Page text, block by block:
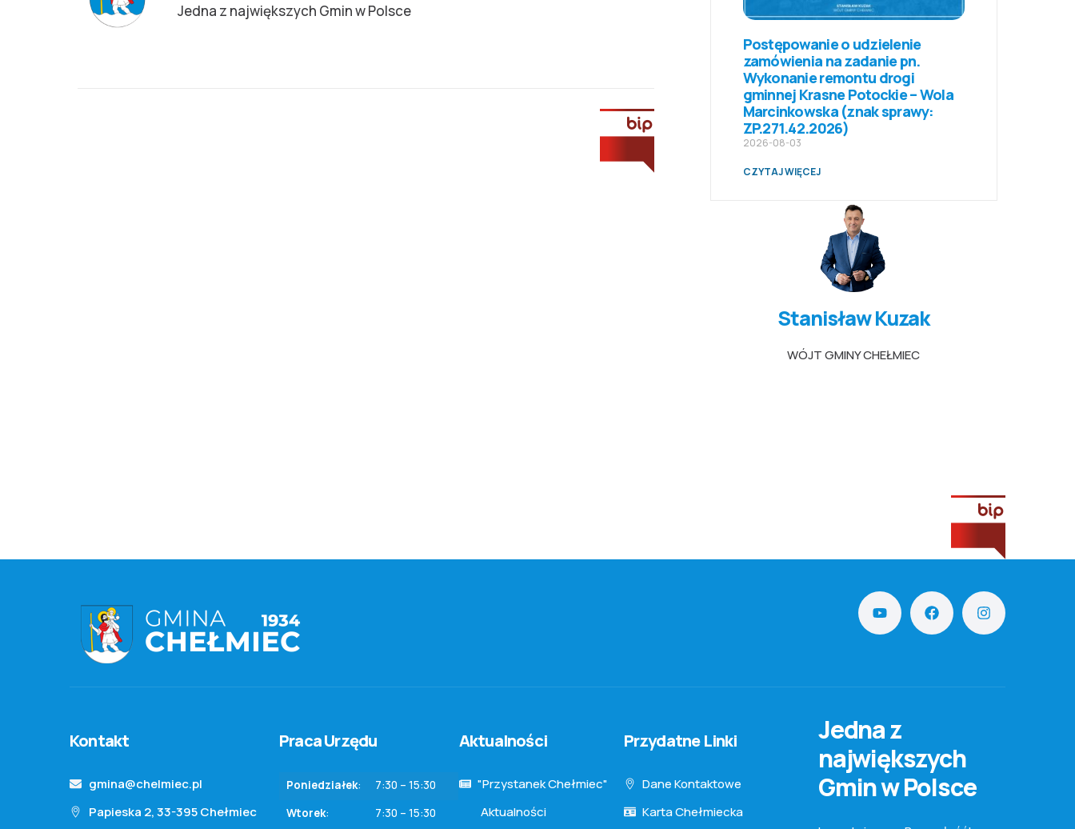
Jedna z największych Gmin w Polsce
Postępowanie o udzielenie
zamówienia na zadanie pn.
Wykonanie remontu drogi
gminnej Krasne Potockie – Wola
Marcinkowska (znak sprawy:
ZP.271.42.2026)
2026-08-03
CZYTAJ WIĘCEJ
Stanisław Kuzak
WÓJT GMINY CHEŁMIEC
Kontakt
gmina@chelmiec.pl
Papieska 2, 33-395 Chełmiec
Praca Urzędu
Poniedziałek:
7:30 – 15:30
Wtorek: 7:30 – 15:30
Aktualności
"Przystanek Chełmiec"
Aktualności
Przydatne Linki
Dane Kontaktowe
Karta Chełmiecka
Jedna z
największych
Gmin w Polsce